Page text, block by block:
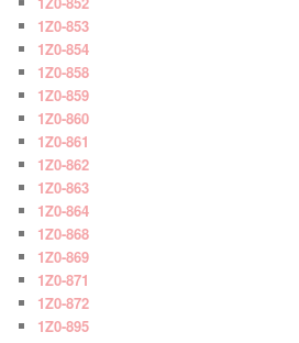
1Z0-853
1Z0-854
1Z0-858
1Z0-859
1Z0-860
1Z0-861
1Z0-862
1Z0-863
1Z0-864
1Z0-868
1Z0-869
1Z0-871
1Z0-872
1Z0-895